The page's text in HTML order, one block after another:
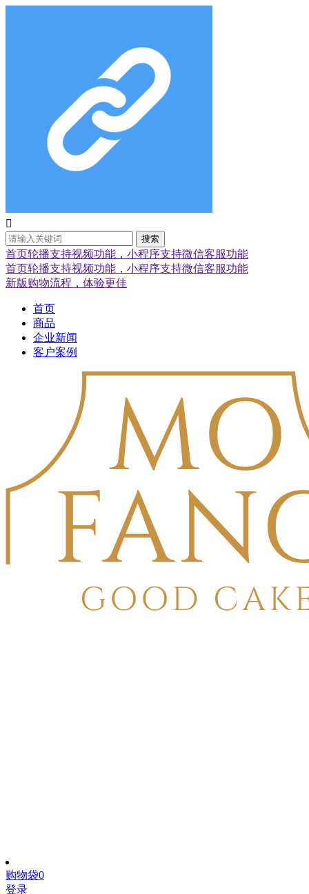

搜索
首页轮播支持视频功能，小程序支持微信客服功能
首页轮播支持视频功能，小程序支持微信客服功能
新版购物流程，体验更佳
首页
商品
企业新闻
客户案例
购物袋0
登录